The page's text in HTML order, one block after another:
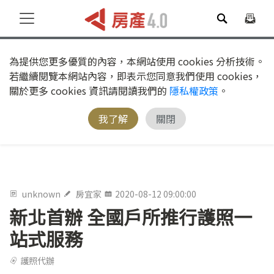
為提供您更多優質的內容，本網站使用 cookies 分析技術。
若繼續閱覽本網站內容，即表示您同意我們使用 cookies，
關於更多 cookies 資訊請閱讀我們的 隱私權政策 。
我了解
關閉
unknown 房宜家 2020-08-12 09:00:00
新北首辦 全國戶所推行護照一
站式服務
護照代辦